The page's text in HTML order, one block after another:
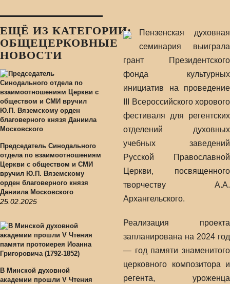
ЕЩЁ ИЗ КАТЕГОРИИ:
ОБЩЕЦЕРКОВНЫЕ
НОВОСТИ
Председатель Синодального
отдела по взаимоотношениям
Церкви с обществом и СМИ
вручил Ю.П. Вяземскому
орден благоверного князя
Даниила Московского
25.02.2025
В Минской духовной
академии прошли V Чтения
Пензенская духовная
семинария выиграла
грант Президентского
фонда культурных
инициатив на проведение
III Всероссийского хорового
фестиваля для регентских
отделений духовных
учебных заведений
Русской Православной
Церкви, посвященного
творчеству А.А.
Архангельского.
Реализация проекта
запланирована на 2024 год
— год памяти знаменитого
церковного композитора и
регента, уроженца